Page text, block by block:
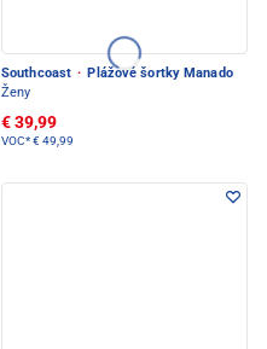
Southcoast · Plážové šortky Manado
Ženy
€ 39,99
VOC*€ 49,99